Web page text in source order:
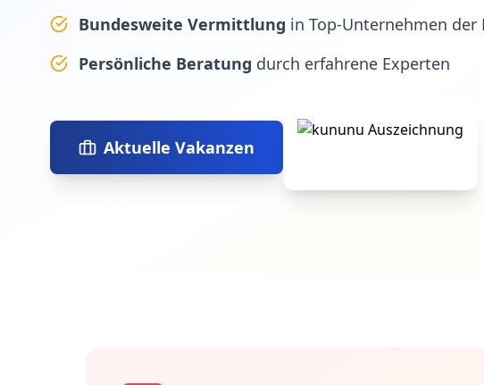
Bundesweite Vermittlung in Top-Unternehmen der
Persönliche Beratung durch erfahrene Experten
Aktuelle Vakanzen